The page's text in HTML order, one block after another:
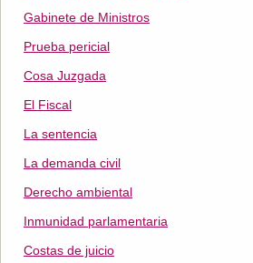
Gabinete de Ministros
Prueba pericial
Cosa Juzgada
El Fiscal
La sentencia
La demanda civil
Derecho ambiental
Inmunidad parlamentaria
Costas de juicio